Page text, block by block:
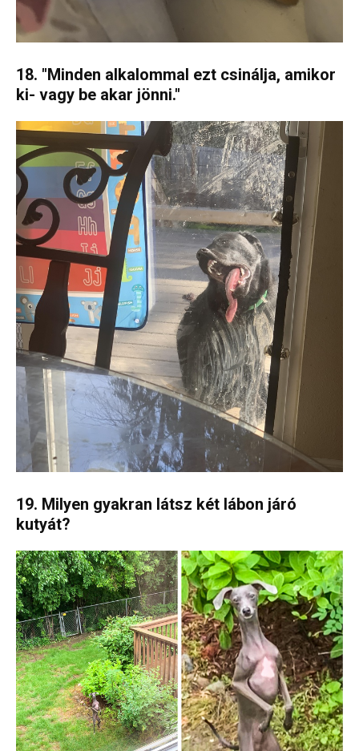
18. "Minden alkalommal ezt csinálja, amikor
ki- vagy be akar jönni."
19. Milyen gyakran látsz két lábon járó
kutyát?